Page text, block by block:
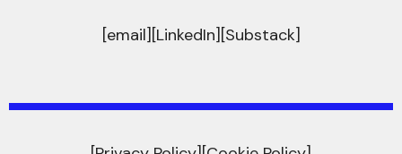
[email] [LinkedIn] [Substack]